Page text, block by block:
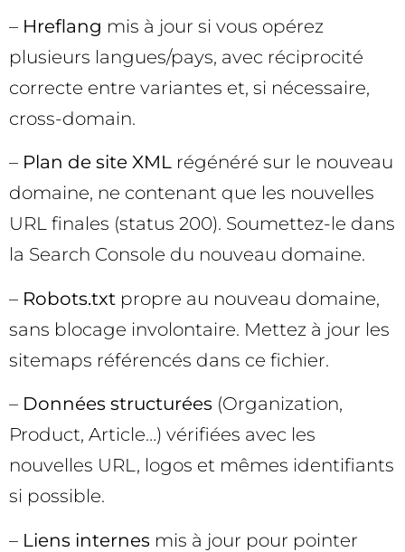
– Hreflang mis à jour si vous opérez
plusieurs langues/pays, avec réciprocité
correcte entre variantes et, si nécessaire,
cross-domain.
– Plan de site XML régénéré sur le nouveau
domaine, ne contenant que les nouvelles
URL finales (status 200). Soumettez-le dans
la Search Console du nouveau domaine.
– Robots.txt propre au nouveau domaine,
sans blocage involontaire. Mettez à jour les
sitemaps référencés dans ce fichier.
– Données structurées (Organization,
Product, Article…) vérifiées avec les
nouvelles URL, logos et mêmes identifiants
si possible.
– Liens internes mis à jour pour pointer